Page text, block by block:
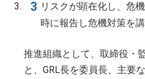
リスクが顕在化し、危
時に報告し危機対策を
推進組織として、取締役・
と、GRL長を委員長、主要